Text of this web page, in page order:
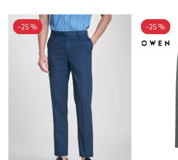
-25%
-25% -25%
-25%